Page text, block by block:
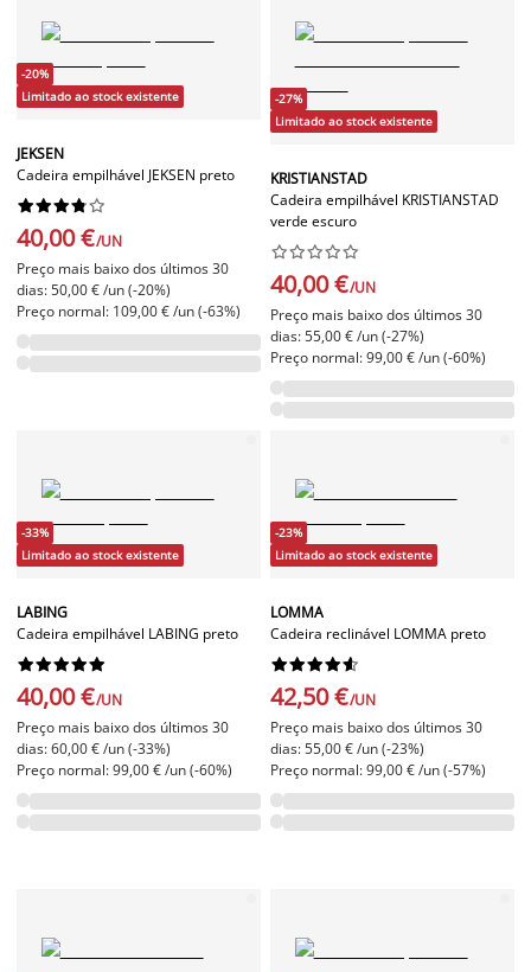
-20%
Limitado ao stock existente
JEKSEN
Cadeira empilhável JEKSEN preto






40,00 €/UN
Preço mais baixo dos últimos 30
dias: 50,00 € /un (-20%)
Preço normal: 109,00 € /un (-63%)
-27%
Limitado ao stock existente
KRISTIANSTAD
Cadeira empilhável KRISTIANSTAD
verde escuro






40,00 €/UN
Preço mais baixo dos últimos 30
dias: 55,00 € /un (-27%)
Preço normal: 99,00 € /un (-60%)
-33%
Limitado ao stock existente
LABING
Cadeira empilhável LABING preto






40,00 €/UN
Preço mais baixo dos últimos 30
dias: 60,00 € /un (-33%)
Preço normal: 99,00 € /un (-60%)
-23%
Limitado ao stock existente
LOMMA
Cadeira reclinável LOMMA preto






42,50 €/UN
Preço mais baixo dos últimos 30
dias: 55,00 € /un (-23%)
Preço normal: 99,00 € /un (-57%)